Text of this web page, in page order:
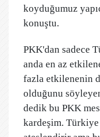
koyduğumuz
konuştu.
PKK'dan sadece
anda en az
fazla etkilenenin
olduğunu
dedik bu PKK
kardeşim.